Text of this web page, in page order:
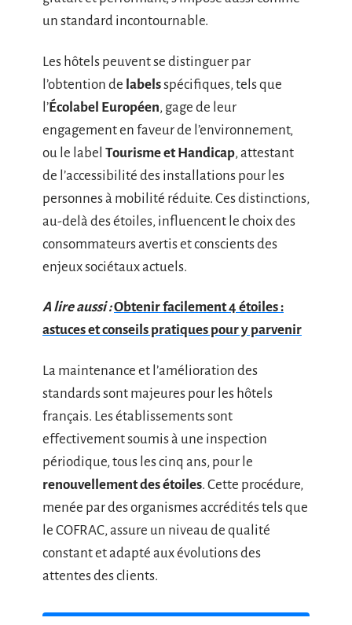
un standard incontournable.
Les hôtels peuvent se distinguer par
l’obtention de labelsspécifiques, tels que
l’Écolabel Européen, gage de leur
engagement en faveur de l’environnement,
ou le label Tourisme et Handicap, attestant
de l’accessibilité des installations pour les
personnes à mobilité réduite. Ces distinctions,
au-delà des étoiles, influencent le choix des
consommateurs avertis et conscients des
enjeux sociétaux actuels.
A lire aussi :Obtenir facilement 4 étoiles :
astuces et conseils pratiques pour y parvenir
La maintenance et l’amélioration des
standards sont majeures pour les hôtels
français. Les établissements sont
effectivement soumis à une inspection
périodique, tous les cinq ans, pour le
renouvellement des étoiles. Cette procédure,
menée par des organismes accrédités tels que
le COFRAC, assure un niveau de qualité
constant et adapté aux évolutions des
attentes des clients.